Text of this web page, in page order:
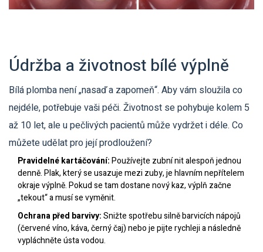
Údržba a životnost bílé výplně
Bílá plomba není „nasaď a zapomeň“. Aby vám sloužila co
nejdéle, potřebuje vaši péči. Životnost se pohybuje kolem 5
až 10 let, ale u pečlivých pacientů může vydržet i déle. Co
můžete udělat pro její prodloužení?
Pravidelné kartáčování:Používejte zubní nit alespoň jednou
denně. Plak, který se usazuje mezi zuby, je hlavním nepřítelem
okraje výplně. Pokud se tam dostane nový kaz, výplň začne
„tekout“ a musí se vyměnit.
Ochrana před barvivy:Snižte spotřebu silně barvicích nápojů
(červené víno, káva, černý čaj) nebo je pijte rychleji a následně
vypláchněte ústa vodou.